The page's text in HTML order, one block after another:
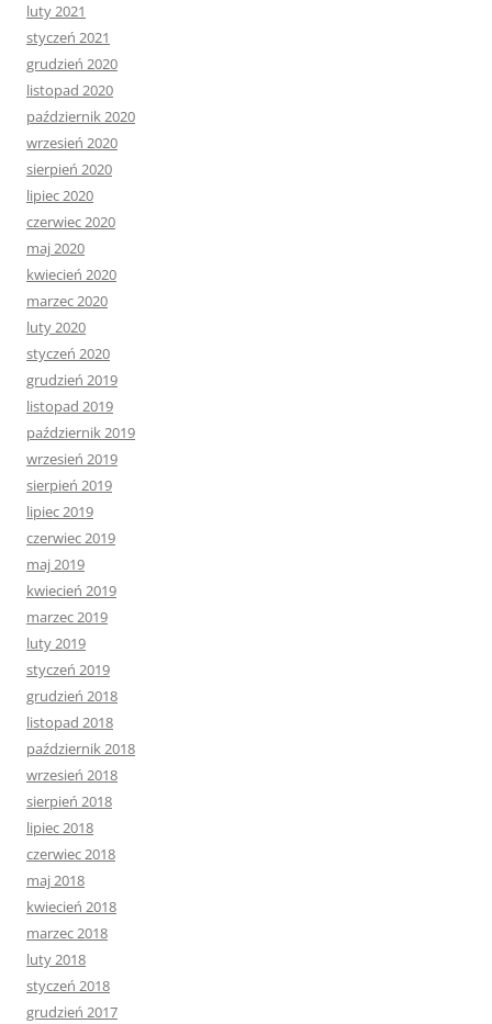
luty 2021
styczeń 2021
grudzień 2020
listopad 2020
październik 2020
wrzesień 2020
sierpień 2020
lipiec 2020
czerwiec 2020
maj 2020
kwiecień 2020
marzec 2020
luty 2020
styczeń 2020
grudzień 2019
listopad 2019
październik 2019
wrzesień 2019
sierpień 2019
lipiec 2019
czerwiec 2019
maj 2019
kwiecień 2019
marzec 2019
luty 2019
styczeń 2019
grudzień 2018
listopad 2018
październik 2018
wrzesień 2018
sierpień 2018
lipiec 2018
czerwiec 2018
maj 2018
kwiecień 2018
marzec 2018
luty 2018
styczeń 2018
grudzień 2017